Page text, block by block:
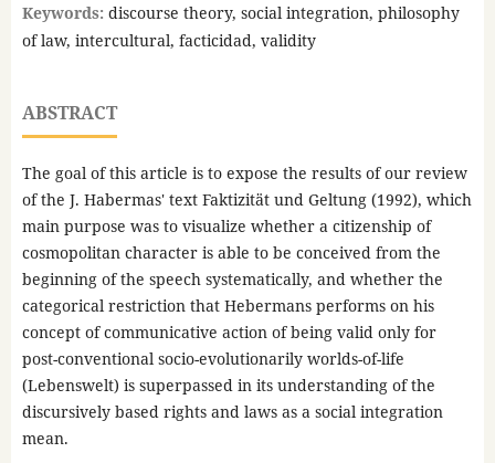
Keywords: discourse theory, social integration, philosophy
of law, intercultural, facticidad, validity
ABSTRACT
The goal of this article is to expose the results of our review
of the J. Habermas' text Faktizität und Geltung (1992), which
main purpose was to visualize whether a citizenship of
cosmopolitan character is able to be conceived from the
beginning of the speech systematically, and whether the
categorical restriction that Hebermans performs on his
concept of communicative action of being valid only for
post-conventional socio-evolutionarily worlds-of-life
(Lebenswelt) is superpassed in its understanding of the
discursively based rights and laws as a social integration
mean.